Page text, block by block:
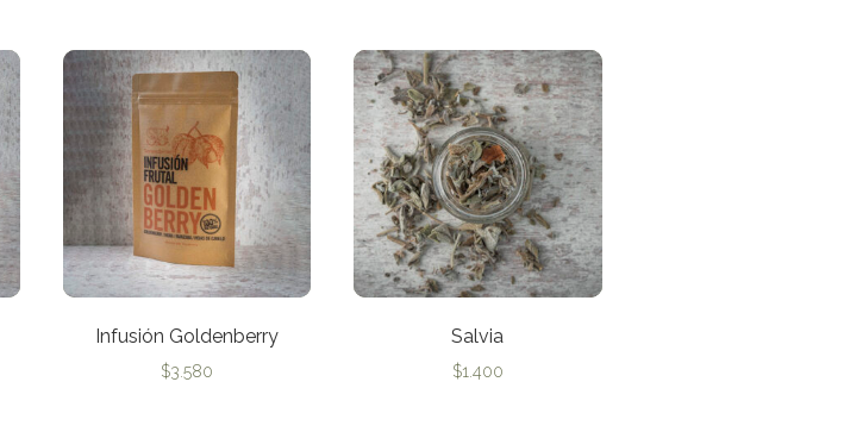
Infusión Goldenberry
$3.580
Salvia
$1.400